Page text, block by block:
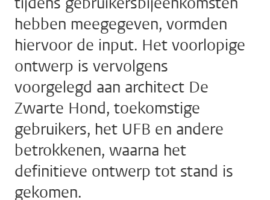
hebben meegegeven, vormden
hiervoor de input. Het voorlopige
ontwerp is vervolgens
voorgelegd aan architect De
Zwarte Hond, toekomstige
gebruikers, het UFB en andere
betrokkenen, waarna het
definitieve ontwerp tot stand is
gekomen.